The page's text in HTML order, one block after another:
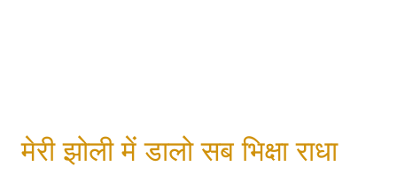
मेरी झोली में डालो सब भिक्षा राधा